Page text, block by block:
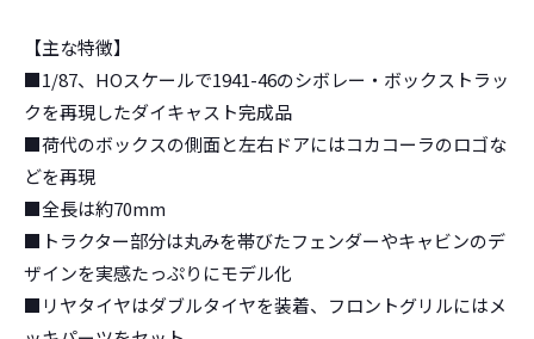
【主な特徴】
■1/87、HOスケールで1941-46のシボレー・ボックストラッ
クを再現したダイキャスト完成品
■荷代のボックスの側面と左右ドアにはコカコーラのロゴな
どを再現
■全長は約70mm
■トラクター部分は丸みを帯びたフェンダーやキャビンのデ
ザインを実感たっぷりにモデル化
■リヤタイヤはダブルタイヤを装着、フロントグリルにはメ